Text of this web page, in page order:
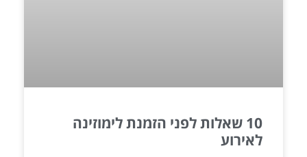
10 שאלות לפני הזמנת לימוזינה
לאירוע